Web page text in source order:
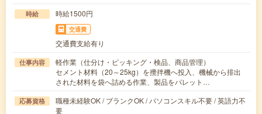
時給 時給1500円
交通費
交通費支給有り
仕事内容
軽作業（仕分け・ピッキング・検品、商品管理）
セメント材料（20～25kg）を攪拌機へ投入、機械から排出
された材料を袋へ詰める作業、製品をパレット…
応募資格
職種未経験OK / ブランクOK / パソコンスキル不要 / 英語力不
要